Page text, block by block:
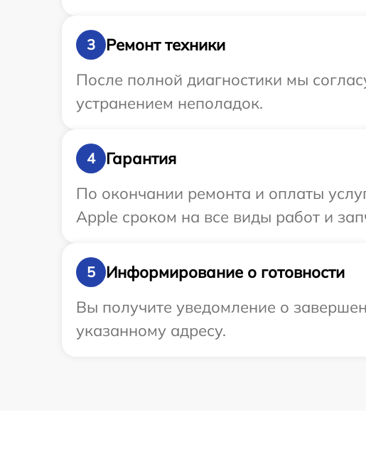
3
Ремонт техники
После полной диагностики мы
устранением неполадок.
4
Гарантия
По окончании ремонта и оплаты
Apple сроком на все виды работ и
5
Информирование о готовности
Вы получите уведомление о
указанному адресу.